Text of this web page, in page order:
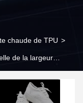
chaude de TPU >
de la largeur